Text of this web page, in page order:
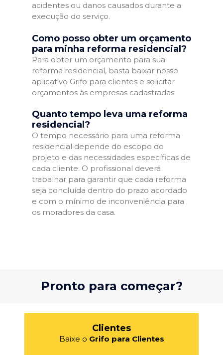
acidentes ou danos causados durante a
execução do serviço.
Como posso obter um orçamento
para minha reforma residencial?
Para obter um orçamento para sua
reforma residencial, basta baixar nosso
aplicativo Grifo para clientes e solicitar
orçamentos às empresas cadastradas.
Quanto tempo leva uma reforma
residencial?
O tempo necessário para uma reforma
residencial depende do escopo do
projeto e das necessidades específicas de
cada cliente. O profissional deverá
trabalhar para garantir que cada reforma
seja concluída dentro do prazo acordado
e com o mínimo de inconveniência para
os moradores da casa.
Pronto para começar?
Clientes
Baixe o Grifo para Clientes